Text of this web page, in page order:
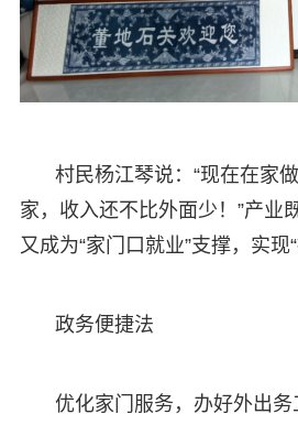
村民杨江琴说：“现在在家
家，收入还不比外面少！”产业
又成为“家门口就业”支撑，实现
政务便捷法
优化家门服务，办好外出务